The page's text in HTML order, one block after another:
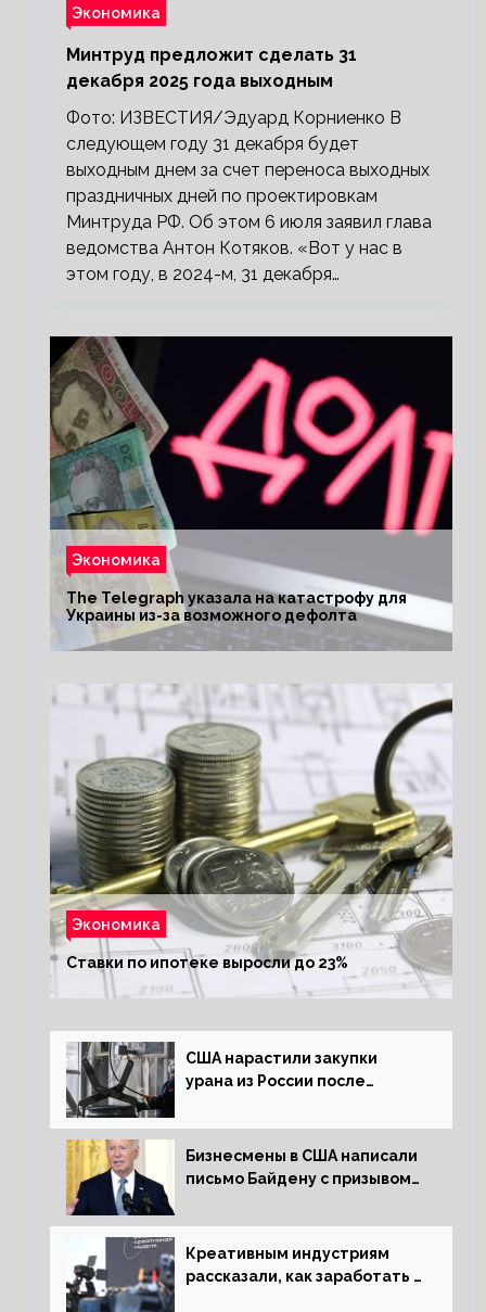
Экономика
Минтруд предложит сделать 31
декабря 2025 года выходным
Фото: ИЗВЕСТИЯ/Эдуард Корниенко В
следующем году 31 декабря будет
выходным днем за счет переноса выходных
праздничных дней по проектировкам
Минтруда РФ. Об этом 6 июля заявил глава
ведомства Антон Котяков. «Вот у нас в
этом году, в 2024-м, 31 декабря…
Экономика
The Telegraph указала на катастрофу для
Украины из-за возможного дефолта
Экономика
Ставки по ипотеке выросли до 23%
США нарастили закупки
урана из России после
Бизнесмены в США написали
письмо Байдену с призывом
Креативным индустриям
рассказали, как заработать 2